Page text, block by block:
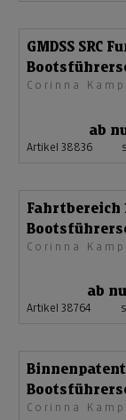
GMDSS SRC
Corinna
ab
Artikel 38836
Fahrtbereich 1
Corinna
ab
Artikel 38764
Binnenpatent
Corinna